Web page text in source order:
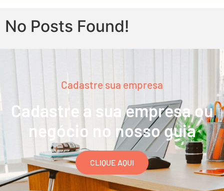
No Posts Found!
Cadastre sua empresa
Cadastre a sua empresa ou
negócio no nosso guia
CLIQUE AQUI